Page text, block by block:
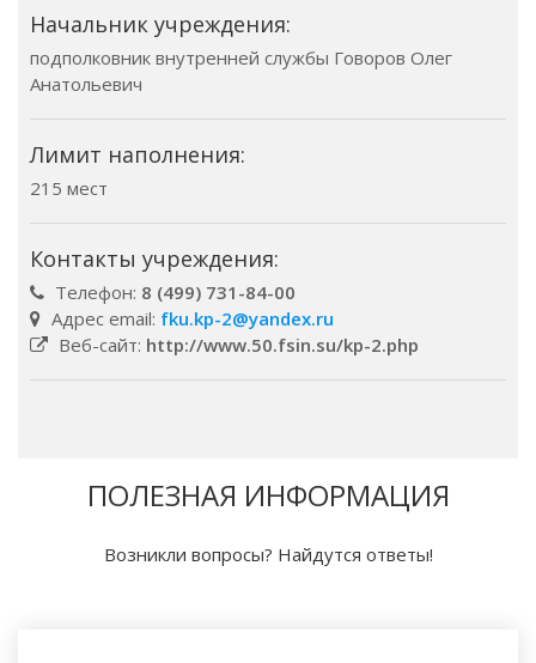
Начальник учреждения:
подполковник внутренней службы Говоров Олег
Анатольевич
Лимит наполнения:
215 мест
Контакты учреждения:
Телефон: 8 (499) 731-84-00
Адрес email: fku.kp-2@yandex.ru
Веб-сайт: http://www.50.fsin.su/kp-2.php
ПОЛЕЗНАЯ ИНФОРМАЦИЯ
Возникли вопросы? Найдутся ответы!